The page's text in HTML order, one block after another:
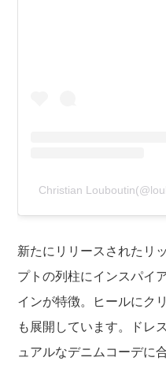
Christian
新たにリリースされたリ
プトの列柱にインスパイ
インが特徴。ヒールにク
も展開しています。ドレ
ュアルなデニムコーデに